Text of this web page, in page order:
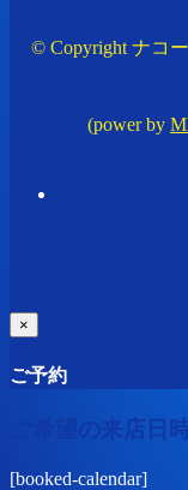
© Copyright ナコ
(power by
×
ご予約
ご希望の来店日
[booked-calendar]